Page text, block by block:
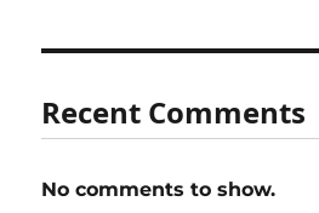
Recent Comments
No comments to show.